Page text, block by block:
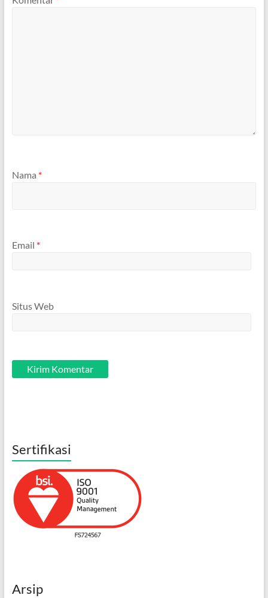
Nama *
Email *
Situs Web
Sertifikasi
Arsip